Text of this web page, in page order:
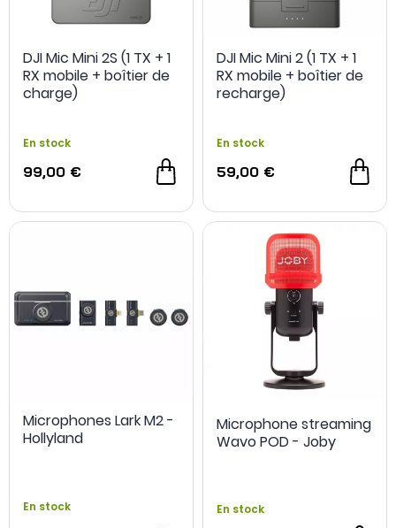
DJI Mic Mini 2S (1 TX + 1
RX mobile + boîtier de
charge)
En stock
99,00 €
DJI Mic Mini 2 (1 TX + 1
RX mobile + boîtier de
recharge)
En stock
59,00 €
Microphones Lark M2 -
Hollyland
En stock
Microphone streaming
Wavo POD - Joby
En stock